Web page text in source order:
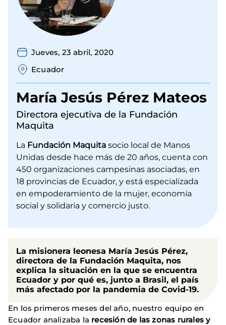
Jueves, 23 abril, 2020
Ecuador
María Jesús Pérez Mateos
Directora ejecutiva de la Fundación
Maquita
La Fundación Maquita socio local de Manos
Unidas desde hace más de 20 años, cuenta con
450 organizaciones campesinas asociadas, en
18 provincias de Ecuador, y está especializada
en empoderamiento de la mujer, economía
social y solidaria y comercio justo.
La misionera leonesa María Jesús Pérez,
directora de la Fundación Maquita, nos
explica la situación en la que se encuentra
Ecuador y por qué es, junto a Brasil, el país
más afectado por la pandemia de Covid-19.
En los primeros meses del año, nuestro equipo en
Ecuador analizaba la recesión de las zonas rurales y